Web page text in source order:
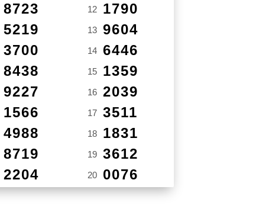
8723
5219
3700
8438
9227
1566
4988
8719
2204
12 1790
13 9604
14 6446
15 1359
16 2039
17 3511
18 1831
19 3612
20 0076